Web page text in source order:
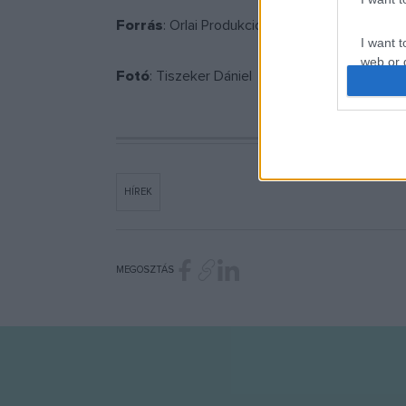
I want
web or
I want
I want
Forrás: Orlai Produkciós Iroda
Fotó: Tiszeker Dániel
HÍREK
MEGOSZTÁS